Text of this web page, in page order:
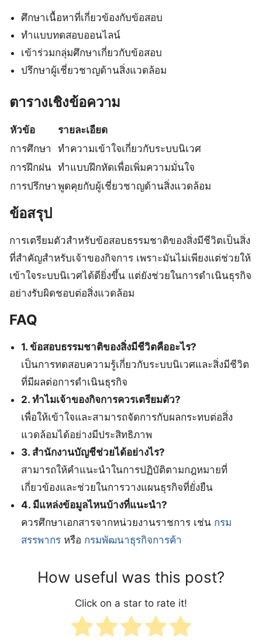
ศึกษาเนื้อหาที่เกี่ยวข้องกับข้อสอบ
ทำแบบทดสอบออนไลน์
เข้าร่วมกลุ่มศึกษาเกี่ยวกับข้อสอบ
ปรึกษาผู้เชี่ยวชาญด้านสิ่งแวดล้อม
ตารางเชิงข้อความ
หัวข้อ
รายละเอียด
การศึกษา
ทำความเข้าใจเกี่ยวกับระบบนิเวศ
การฝึกฝน ทำแบบฝึกหัดเพื่อเพิ่มความมั่นใจ
การปรึกษา พูดคุยกับผู้เชี่ยวชาญด้านสิ่งแวดล้อม
ข้อสรุป
การเตรียมตัวสำหรับข้อสอบธรรมชาติของสิ่งมีชีวิตเป็นสิ่ง
ที่สำคัญสำหรับเจ้าของกิจการ เพราะมันไม่เพียงแต่ช่วยให้
เข้าใจระบบนิเวศได้ดียิ่งขึ้น แต่ยังช่วยในการดำเนินธุรกิจ
อย่างรับผิดชอบต่อสิ่งแวดล้อม
FAQ
1. ข้อสอบธรรมชาติของสิ่งมีชีวิตคืออะไร?
เป็นการทดสอบความรู้เกี่ยวกับระบบนิเวศและสิ่งมีชีวิต
ที่มีผลต่อการดำเนินธุรกิจ
2. ทำไมเจ้าของกิจการควรเตรียมตัว?
เพื่อให้เข้าใจและสามารถจัดการกับผลกระทบต่อสิ่ง
แวดล้อมได้อย่างมีประสิทธิภาพ
3. สำนักงานบัญชีช่วยได้อย่างไร?
สามารถให้คำแนะนำในการปฏิบัติตามกฎหมายที่
เกี่ยวข้องและช่วยในการวางแผนธุรกิจที่ยั่งยืน
4. มีแหล่งข้อมูลไหนบ้างที่แนะนำ?
ควรศึกษาเอกสารจากหน่วยงานราชการ เช่น กรม
สรรพากร หรือ กรมพัฒนาธุรกิจการค้า
How useful was this post?
Click on a star to rate it!